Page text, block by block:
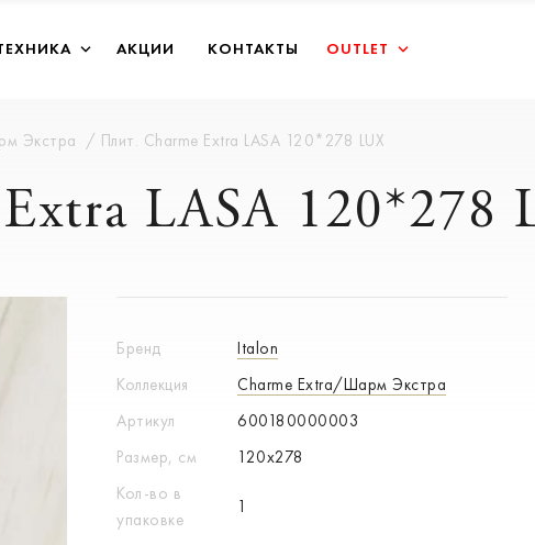
АКЦИИ КОНТАКТЫ OUTLET
Экстра Плит. Charme Extra LASA 120*278 LUX
LASA 120*278
Бренд
Italon
Коллекция
Charme Extra/Шарм Экстра
Артикул
600180000003
Размер, см
120x278
Кол-во в
упаковке
1